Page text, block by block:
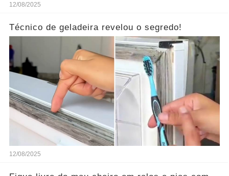
12/08/2025
Técnico de geladeira revelou o segredo!
12/08/2025